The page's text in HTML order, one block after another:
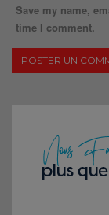
Save my name,
time I comment.